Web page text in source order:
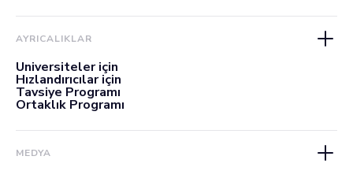
AYRICALIKLAR
Üniversiteler için
Hızlandırıcılar için
Tavsiye Programı
Ortaklık Programı
MEDYA